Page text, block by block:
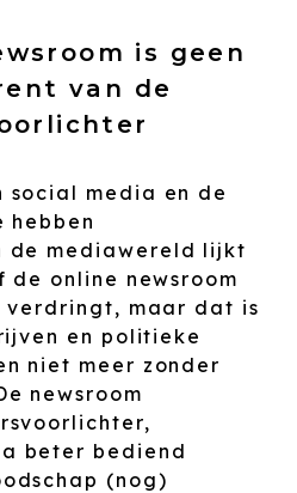
is geen
van de
social media en de
hebben
de mediawereld lijkt
de online newsroom
verdringt, maar dat is
en politieke
niet meer zonder
newsroom
beter bediend
(nog)